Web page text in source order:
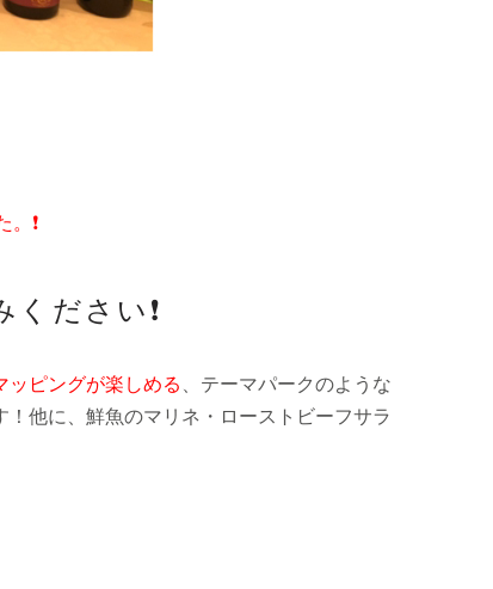
❗️
ださい❗️
ッピングが楽しめる 、テーマパークのような
他に、鮮魚のマリネ・ローストビーフサラ